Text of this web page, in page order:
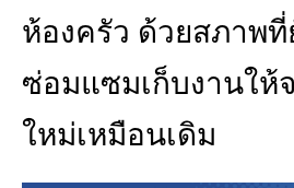
ห้องครัว ด้วยสภาพที่
ซ่อมแซมเก็บงานให้
ใหม่เหมือนเดิม